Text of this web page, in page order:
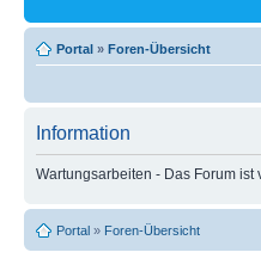
Portal » Foren-Übersicht
Information
Wartungsarbeiten - Das Forum
Portal » Foren-Übersicht